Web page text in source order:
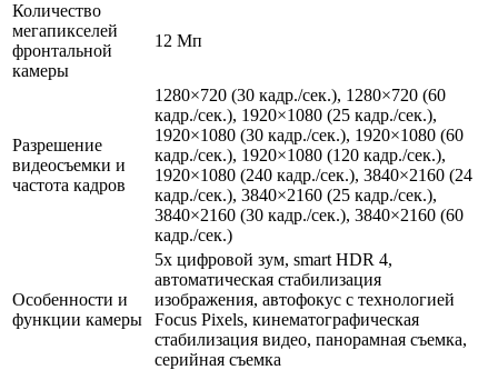
Количество
мегапикселей
фронтальной
камеры
12 Мп
Разрешение
видеосъемки и
частота кадров
1280×720 (30 кадр./сек.), 1280×720 (60
кадр./сек.), 1920×1080 (25 кадр./сек.),
1920×1080 (30 кадр./сек.), 1920×1080 (60
кадр./сек.), 1920×1080 (120 кадр./сек.),
1920×1080 (240 кадр./сек.), 3840×2160 (24
кадр./сек.), 3840×2160 (25 кадр./сек.),
3840×2160 (30 кадр./сек.), 3840×2160 (60
кадр./сек.)
Особенности и
функции камеры
5х цифровой зум, smart HDR 4,
автоматическая стабилизация
изображения, автофокус с технологией
Focus Pixels, кинематографическая
стабилизация видео, панорамная съемка,
серийная съемка